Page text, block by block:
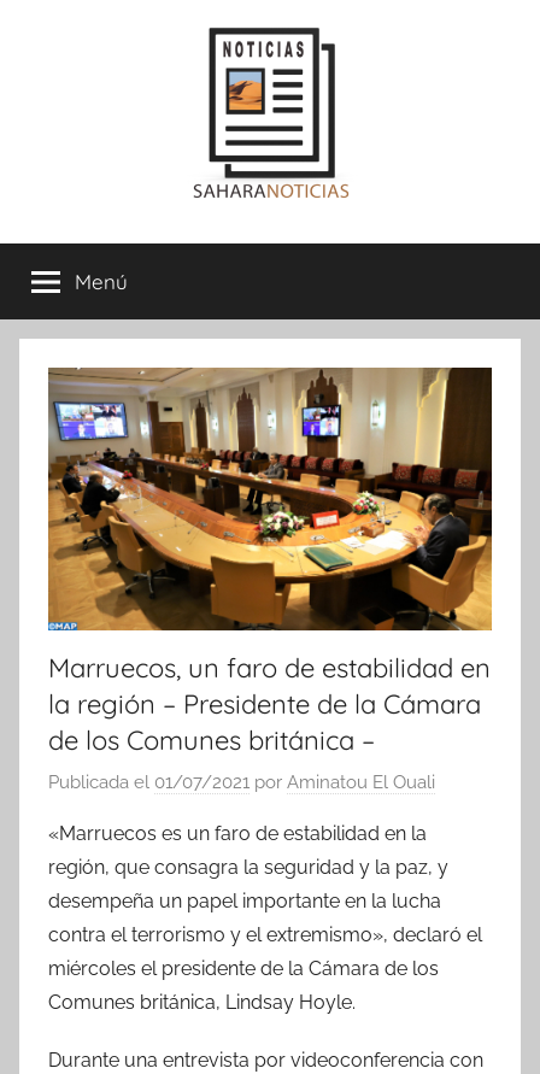
Sahara
Noticias
Menú
Marruecos, un faro de estabilidad en
la región – Presidente de la Cámara
de los Comunes británica –
Publicada el 01/07/2021 por Aminatou El Ouali
«Marruecos es un faro de estabilidad en la
región, que consagra la seguridad y la paz, y
desempeña un papel importante en la lucha
contra el terrorismo y el extremismo», declaró el
miércoles el presidente de la Cámara de los
Comunes británica, Lindsay Hoyle.
Durante una entrevista por videoconferencia con